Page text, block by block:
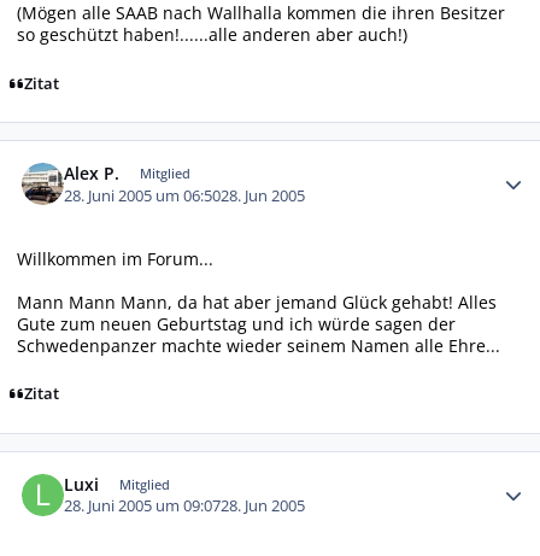
(Mögen alle SAAB nach Wallhalla kommen die ihren Besitzer
so geschützt haben!......alle anderen aber auch!)
Zitat
Alex P. Mitglied
28. Juni 2005 um 06:5028. Jun 2005
Willkommen im Forum...
Mann Mann Mann, da hat aber jemand Glück gehabt! Alles
Gute zum neuen Geburtstag und ich würde sagen der
Schwedenpanzer machte wieder seinem Namen alle Ehre...
Zitat
Luxi Mitglied
28. Juni 2005 um 09:0728. Jun 2005